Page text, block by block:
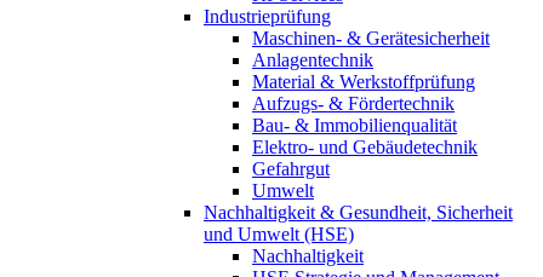
Industrieprüfung
Maschinen- & Gerätesicherheit
Anlagentechnik
Material & Werkstoffprüfung
Aufzugs- & Fördertechnik
Bau- & Immobilienqualität
Elektro- und Gebäudetechnik
Gefahrgut
Umwelt
Nachhaltigkeit & Gesundheit, Sicherheit
und Umwelt (HSE)
Nachhaltigkeit